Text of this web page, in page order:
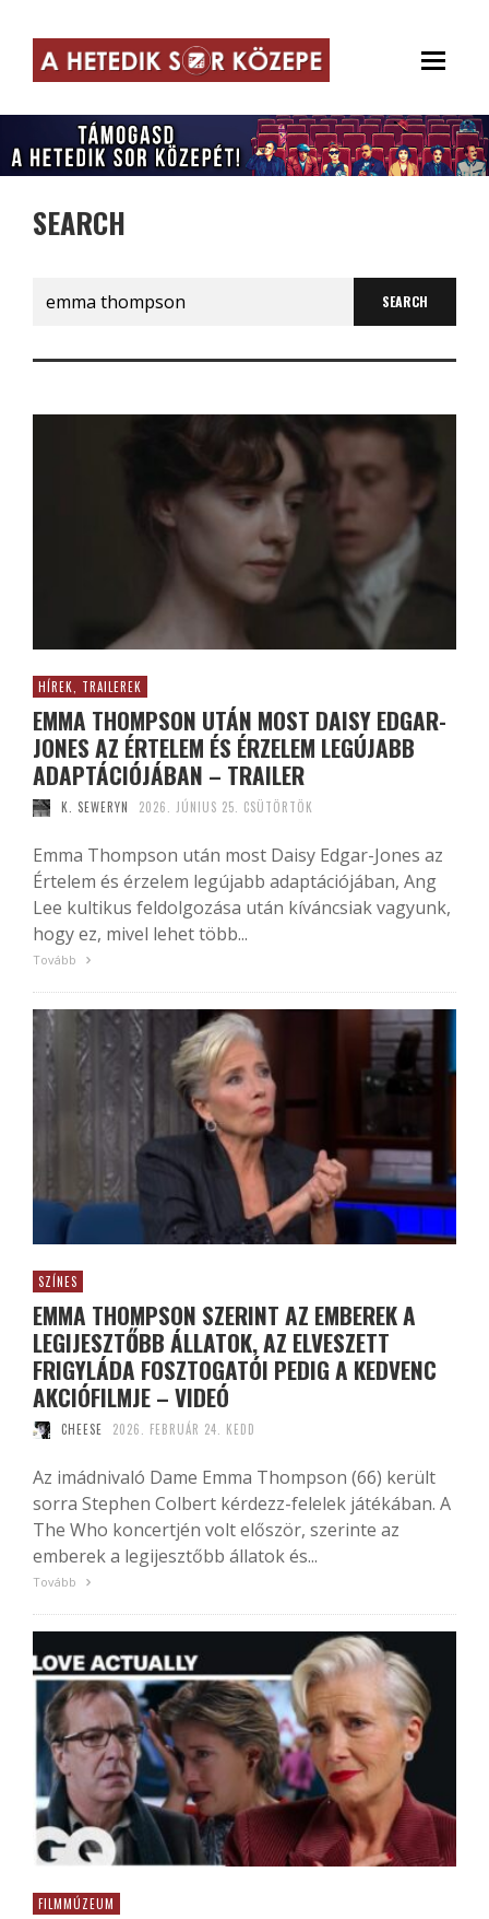
SEARCH
for:
HÍREK, TRAILEREK
EMMA THOMPSON UTÁN MOST DAISY EDGAR-
JONES AZ ÉRTELEM ÉS ÉRZELEM LEGÚJABB
ADAPTÁCIÓJÁBAN – TRAILER
K. SEWERYN 2026. JÚNIUS 25. CSÜTÖRTÖK
Emma Thompson után most Daisy Edgar-Jones az
Értelem és érzelem legújabb adaptációjában, Ang
Lee kultikus feldolgozása után kíváncsiak vagyunk,
hogy ez, mivel lehet több...
Tovább
SZÍNES
EMMA THOMPSON SZERINT AZ EMBEREK A
LEGIJESZTŐBB ÁLLATOK, AZ ELVESZETT
FRIGYLÁDA FOSZTOGATÓI PEDIG A KEDVENC
AKCIÓFILMJE – VIDEÓ
CHEESE 2026. FEBRUÁR 24. KEDD
Az imádnivaló Dame Emma Thompson (66) került
sorra Stephen Colbert kérdezz-felelek játékában. A
The Who koncertjén volt először, szerinte az
emberek a legijesztőbb állatok és...
Tovább
FILMMÚZEUM